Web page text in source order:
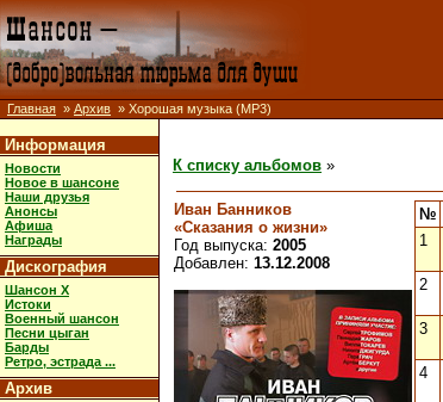
Главная » Архив » Хорошая музыка (MP3)
Информация
Новости
Новое в шансоне
Наши друзья
Анонсы
Афиша
Награды
Дискография
Шансон X
Истоки
Военный шансон
Песни цыган
Барды
Ретро, эстрада ...
Архив
К списку альбомов »
Иван Банников
«Сказания о жизни»
Год выпуска: 2005
Добавлен: 13.12.2008
№
1
2
3
4